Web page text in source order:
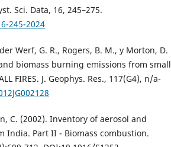
Sci. Data, 16, 245–275.
245-2024
Werf, G. R., Rogers, B. M., y Morton, D.
biomass burning emissions from small
FIRES. J. Geophys. Res., 117(G4), n/a-
C. (2002). Inventory of aerosol and
India. Part II - Biomass combustion.